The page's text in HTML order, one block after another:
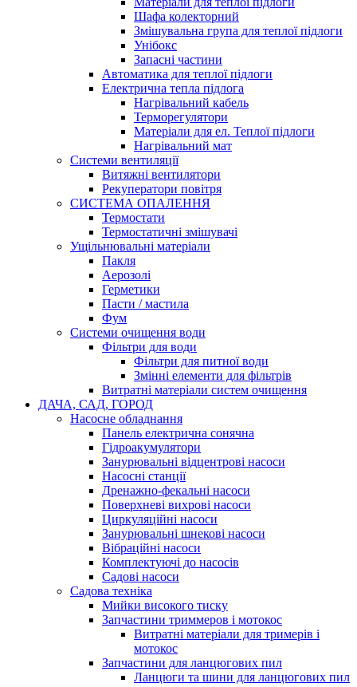
Шафа колекторний
Змішувальна група для теплої підлоги
Унібокс
Запасні частини
Автоматика для теплої підлоги
Електрична тепла підлога
Нагрівальний кабель
Терморегулятори
Матеріали для ел. Теплої підлоги
Нагрівальний мат
Системи вентиляції
Витяжні вентилятори
Рекуператори повітря
СИСТЕМА ОПАЛЕННЯ
Термостати
Термостатичні змішувачі
Ущільнювальні матеріали
Пакля
Аерозолі
Герметики
Пасти / мастила
Фум
Системи очищення води
Фільтри для води
Фільтри для питної води
Змінні елементи для фільтрів
Витратні матеріали систем очищення
ДАЧА, САД, ГОРОД
Насосне обладнання
Панель електрична сонячна
Гідроакумулятори
Занурювальні відцентрові насоси
Насосні станції
Дренажно-фекальні насоси
Поверхневі вихрові насоси
Циркуляційні насоси
Занурювальні шнекові насоси
Вібраційні насоси
Комплектуючі до насосів
Cадові насоси
Садова техніка
Мийки високого тиску
Запчастини триммеров і мотокос
Витратні матеріали для тримерів і
мотокос
Запчастини для ланцюгових пил
Ланцюги та шини для ланцюгових пил